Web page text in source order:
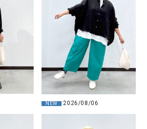
NEW 2026/08/06